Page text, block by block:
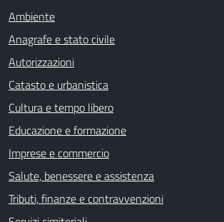
Ambiente
Anagrafe e stato civile
Autorizzazioni
Catasto e urbanistica
Cultura e tempo libero
Educazione e formazione
Imprese e commercio
Salute, benessere e assistenza
Tributi, finanze e contravvenzioni